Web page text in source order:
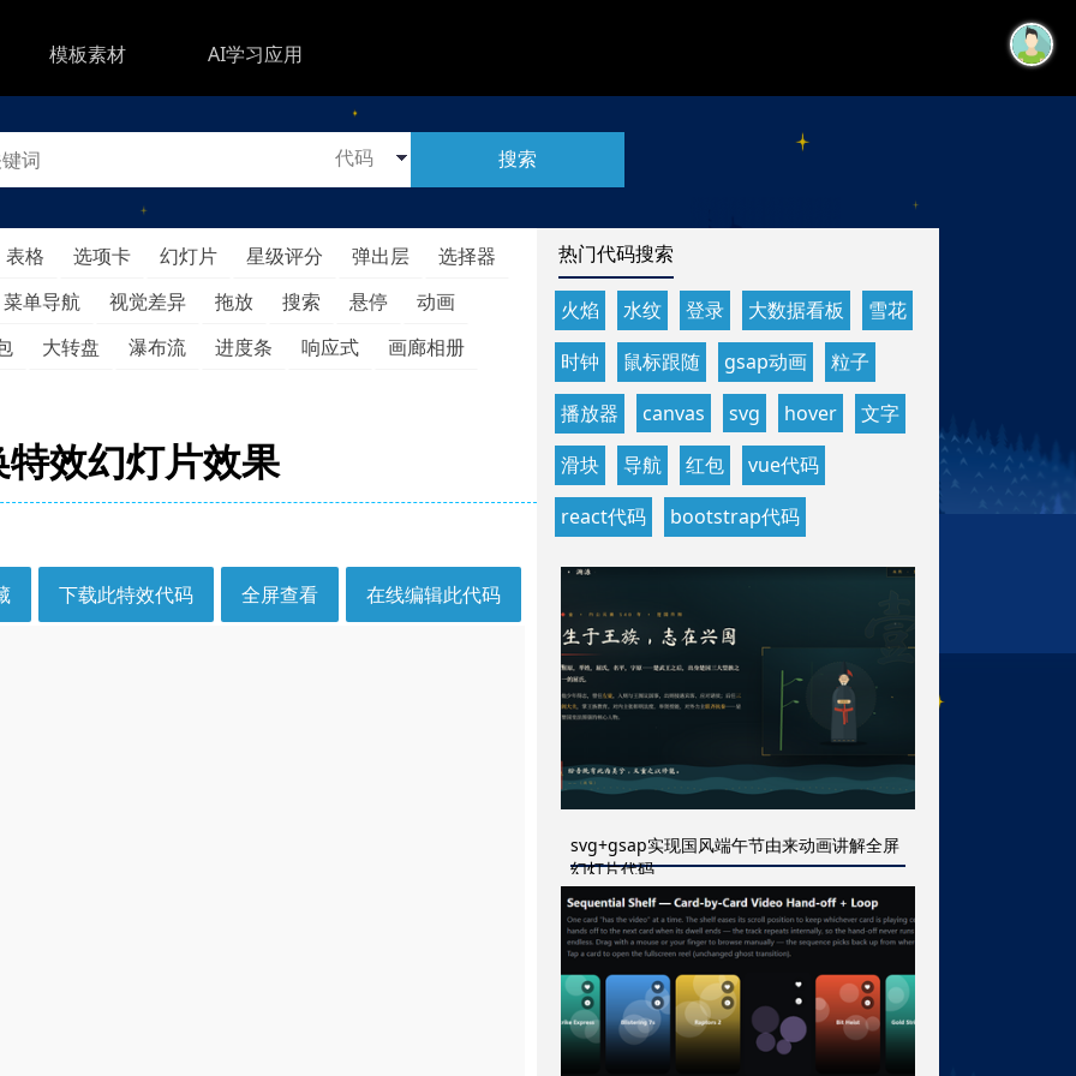
模板素材 AI学习应用
搜索
表格 选项卡 幻灯片 星级评分 弹出层
选择器
菜单导航
视觉差异 拖放 搜索 悬停
动画
大转盘 瀑布流 进度条 响应式 画廊相册
效幻灯片效果
在线编辑此代码
全屏查看
下载此特效代码
热门代码搜索
火焰 水纹 登录 大数据看板
雪花
时钟
鼠标跟随 gsap动画
粒子
播放器
canvas svg hover
文字
滑块
导航 红包
vue代码
react代码
bootstrap代码
svg+gsap实现国风端午节由来动画讲解全屏
幻灯片代码